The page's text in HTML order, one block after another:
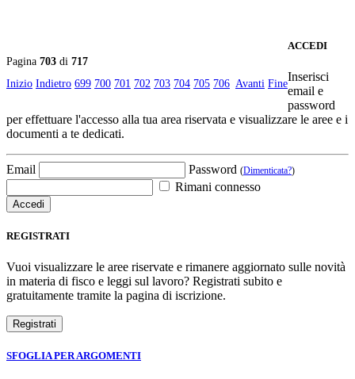
Pagina 703 di 717
Inizio Indietro 699 700 701 702 703 704 705 706 Avanti Fine
ACCEDI
Inserisci
email e
password
per effettuare l'accesso alla tua area riservata e visualizzare le aree e i
documenti a te dedicati.
Email Password (Dimenticata?)
Rimani connesso
REGISTRATI
Vuoi visualizzare le aree riservate e rimanere aggiornato sulle novità
in materia di fisco e leggi sul lavoro? Registrati subito e
gratuitamente tramite la pagina di iscrizione.
SFOGLIA PER ARGOMENTI